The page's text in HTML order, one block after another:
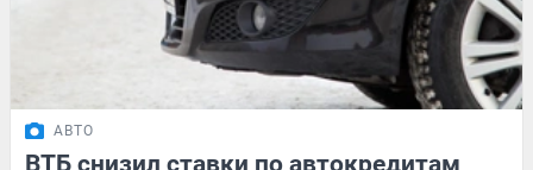
АВТО